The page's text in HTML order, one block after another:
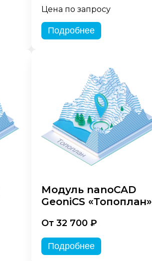
Цена по запросу
Подробнее
Модуль nanoCAD
GeoniCS «Топоплан»
От 32 700 ₽
Подробнее